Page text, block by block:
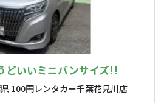
どいいミニバンサイズ!!
100円レンタカー千葉花見川店